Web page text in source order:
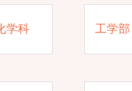
学科 工学